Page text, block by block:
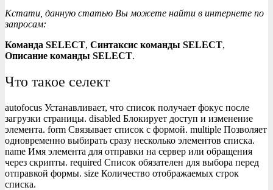
Кстати, данную статью Вы можете найти в интернете по
запросам:
Команда SELECT, Синтаксис команды SELECT,
Описание команды SELECT.
Что такое селект
autofocus Устанавливает, что список получает фокус после
загрузки страницы. disabled Блокирует доступ и изменение
элемента. form Связывает список с формой. multiple Позволяет
одновременно выбирать сразу несколько элементов списка.
name Имя элемента для отправки на сервер или обращения
через скрипты. required Список обязателен для выбора перед
отправкой формы. size Количество отображаемых строк
списка.